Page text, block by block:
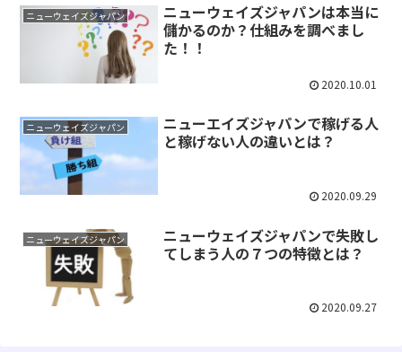
ニューウェイズジャパン
ニューウェイズジャパンは本当に
儲かるのか？仕組みを調べまし
た！！
2020.10.01
ニューウェイズジャパン
ニューエイズジャパンで稼げる人
と稼げない人の違いとは？
2020.09.29
ニューウェイズジャパン
ニューウェイズジャパンで失敗し
てしまう人の７つの特徴とは？
2020.09.27